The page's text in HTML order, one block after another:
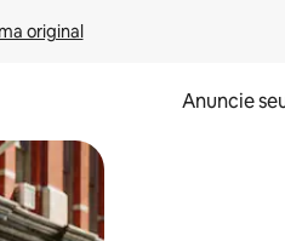
original
Anuncie